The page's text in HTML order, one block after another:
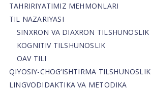
TAHRIRIYATIMIZ MEHMONLARI
TIL NAZARIYASI
SINXRON VA DIAXRON TILSHUNOSLIK
KOGNITIV TILSHUNOSLIK
OAV TILI
QIYOSIY-CHOG‘ISHTIRMA TILSHUNOSLIK
LINGVODIDAKTIKA VA METODIKA